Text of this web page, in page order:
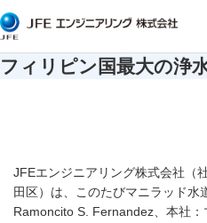
フィリピン国最大の浄
JFEエンジニアリング株式会社（
田区）は、このたびマニラッド水
Ramoncito S. Fernandez、本社